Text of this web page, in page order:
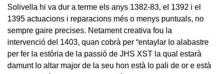
Solivella hi va dur a terme els anys 1382-83, el 1392 i el
1395 actuacions i reparacions més o menys puntuals, no
sempre gaire precises. Netament creativa fou la
intervenció del 1403, quan cobrà per “entaylar lo alabastre
per fer la estòria de la passió de JHS XST la qual estarà
damunt lo altar major de la seu hon està lo pali de or e està